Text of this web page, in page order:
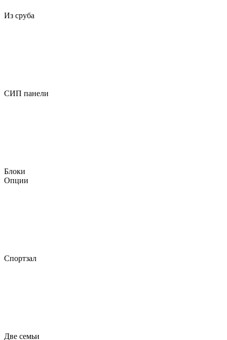
Из сруба
СИП панели
Блоки
Опции
Спортзал
Две семьи